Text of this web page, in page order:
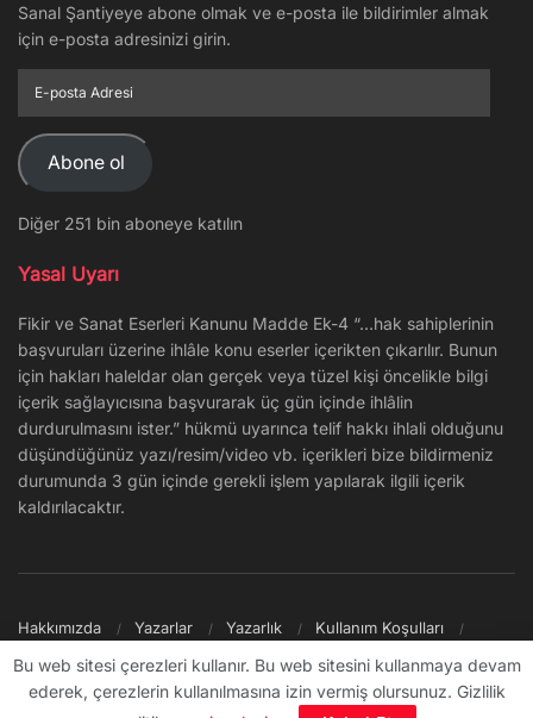
Sanal Şantiyeye abone olmak ve e-posta ile bildirimler almak
için e-posta adresinizi girin.
posta
Adresi
Abone ol
Diğer 251 bin aboneye katılın
Yasal Uyarı
Fikir ve Sanat Eserleri Kanunu Madde Ek-4 “…hak sahiplerinin
başvuruları üzerine ihlâle konu eserler içerikten çıkarılır. Bunun
için hakları haleldar olan gerçek veya tüzel kişi öncelikle bilgi
içerik sağlayıcısına başvurarak üç gün içinde ihlâlin
durdurulmasını ister.” hükmü uyarınca telif hakkı ihlali olduğunu
düşündüğünüz yazı/resim/video vb. içerikleri bize bildirmeniz
durumunda 3 gün içinde gerekli işlem yapılarak ilgili içerik
kaldırılacaktır.
Hakkımızda Yazarlar Yazarlık
Kullanım Koşulları
© 2009 - ∞ Sanal Şantiye
Bu web sitesi çerezleri kullanır. Bu web sitesini kullanmaya devam
ederek, çerezlerin kullanılmasına izin vermiş olursunuz. Gizlilik